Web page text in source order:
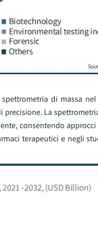
di massa
La
consentendo
terapeutici e negli